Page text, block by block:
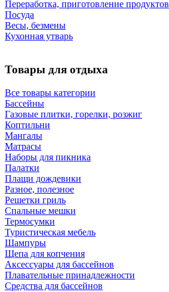
Переработка, приготовление продуктов
Посуда
Весы, безмены
Кухонная утварь
Товары для отдыха
Все товары категории
Бассейны
Газовые плитки, горелки, розжиг
Коптильни
Мангалы
Матрасы
Наборы для пикника
Палатки
Плащи дождевики
Разное, полезное
Решетки гриль
Спальные мешки
Термосумки
Туристическая мебель
Шампуры
Щепа для копчения
Аксессуары для бассейнов
Плавательные принадлежности
Средства для бассейнов